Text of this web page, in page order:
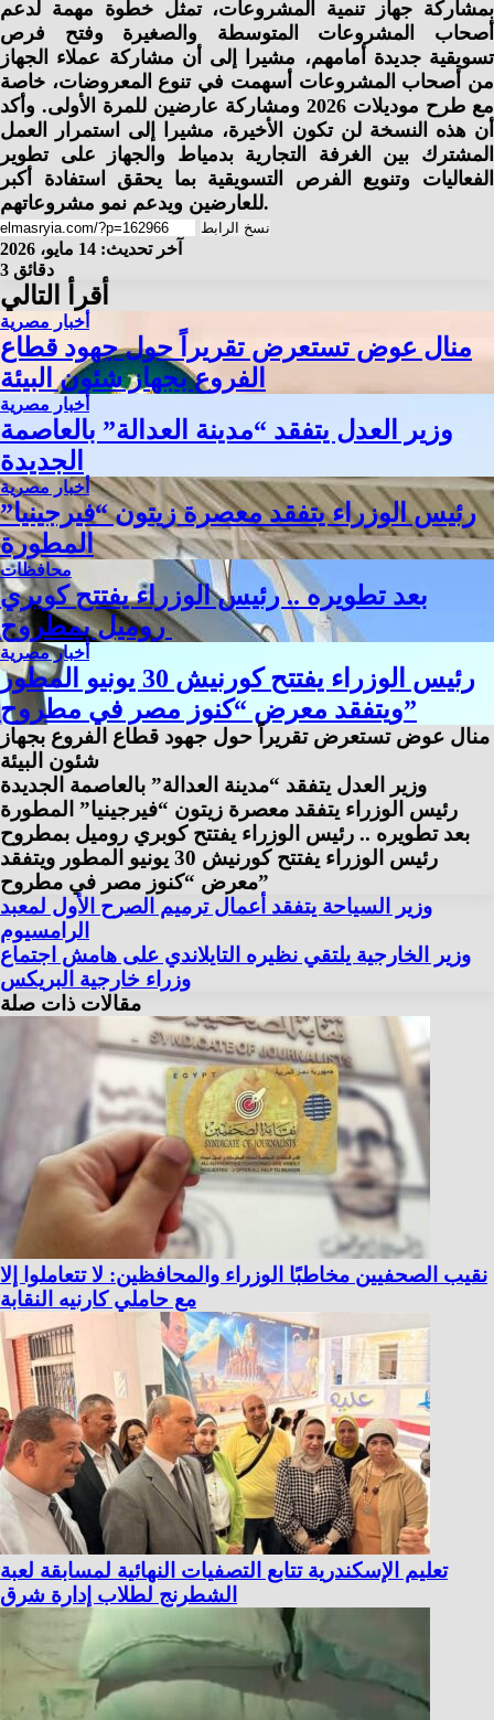
بمشاركة جهاز تنمية المشروعات، تمثل خطوة مهمة لدعم
أصحاب المشروعات المتوسطة والصغيرة وفتح فرص
تسويقية جديدة أمامهم، مشيرا إلى أن مشاركة عملاء الجهاز
من أصحاب المشروعات أسهمت في تنوع المعروضات، خاصة
مع طرح موديلات 2026 ومشاركة عارضين للمرة الأولى. وأكد
أن هذه النسخة لن تكون الأخيرة، مشيرا إلى استمرار العمل
المشترك بين الغرفة التجارية بدمياط والجهاز على تطوير
الفعاليات وتنويع الفرص التسويقية بما يحقق استفادة أكبر
للعارضين ويدعم نمو مشروعاتهم.
نسخ الرابط
آخر تحديث: 14 مايو، 2026
3 دقائق
أقرأ التالي
أخبار مصرية
منال عوض تستعرض تقريراً حول جهود قطاع
الفروع بجهاز شئون البيئة
أخبار مصرية
وزير العدل يتفقد “مدينة العدالة” بالعاصمة
الجديدة
أخبار مصرية
رئيس الوزراء يتفقد معصرة زيتون “فيرجينيا”
المطورة
محافظات
بعد تطويره .. رئيس الوزراء يفتتح كوبري
روميل بمطروح
أخبار مصرية
رئيس الوزراء يفتتح كورنيش 30 يونيو المطور
ويتفقد معرض “كنوز مصر في مطروح”
منال عوض تستعرض تقريراً حول جهود قطاع الفروع بجهاز
شئون البيئة
وزير العدل يتفقد “مدينة العدالة” بالعاصمة الجديدة
رئيس الوزراء يتفقد معصرة زيتون “فيرجينيا” المطورة
رئيس الوزراء يفتتح كورنيش 30 يونيو المطور ويتفقد
معرض “كنوز مصر في مطروح”
⁠وزير السياحة يتفقد أعمال ترميم الصرح الأول لمعبد
الرامسيوم
وزير الخارجية يلتقي نظيره التايلاندي على هامش اجتماع
وزراء خارجية البريكس
مقالات ذات صلة
نقيب الصحفيين مخاطبًا الوزراء والمحافظين: لا تتعاملوا إلا
مع حاملي كارنيه النقابة
تعليم الإسكندرية تتابع التصفيات النهائية لمسابقة لعبة
الشطرنج لطلاب إدارة شرق